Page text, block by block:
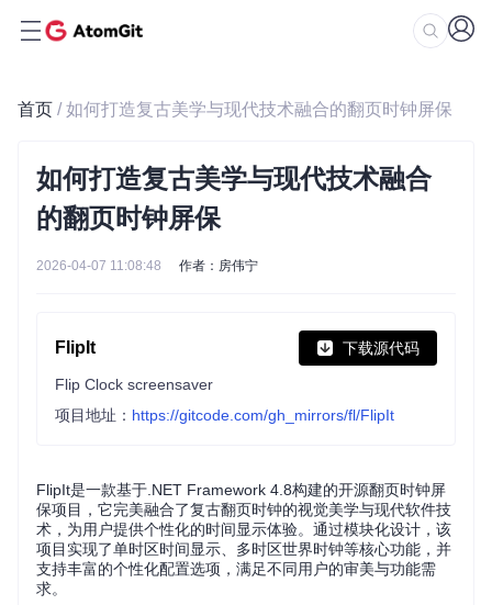
首页 / 如何打造复古美学与现代技术融合的翻页时钟屏保
如何打造复古美学与现代技术融合
的翻页时钟屏保
2026-04-07 11:08:48 作者：房伟宁
FlipIt 下载源代码
Flip Clock screensaver
项目地址： https://gitcode.com/gh_mirrors/fl/FlipIt
FlipIt是一款基于.NET Framework 4.8构建的开源翻页时钟屏
保项目，它完美融合了复古翻页时钟的视觉美学与现代软件技
术，为用户提供个性化的时间显示体验。通过模块化设计，该
项目实现了单时区时间显示、多时区世界时钟等核心功能，并
支持丰富的个性化配置选项，满足不同用户的审美与功能需
求。